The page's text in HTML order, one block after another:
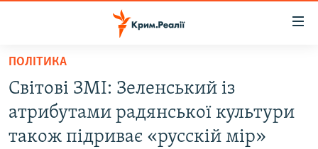
Перейти
основного
матеріалу
Перейти
до
ВОДА.КРИМ
ВІДЕО ТА ФОТО
ПОЛІТИКА
Світові ЗМІ: Зеленський із
атрибутами радянської культури
також підриває «русскій мір»